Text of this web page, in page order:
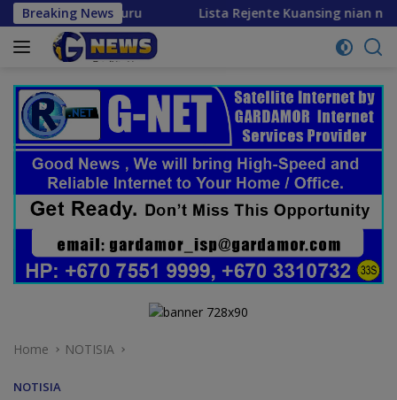
Skip
to
content
Breaking News
futuru Lista Rejente Kuansing nian ne’ebé hetan
Home NOTISIA
NOTISIA